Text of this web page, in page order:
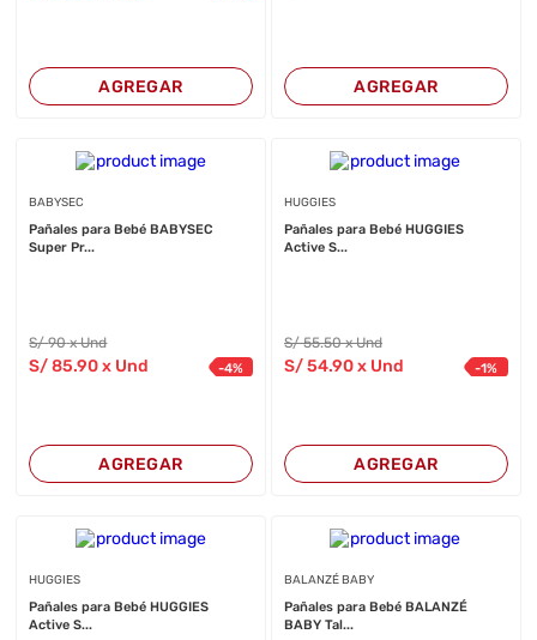
AGREGAR AGREGAR
BABYSEC
Pañales para Bebé BABYSEC
Super Pr...
S/90 x Und
S/85.90 x Und -4%
AGREGAR
HUGGIES
Pañales para Bebé HUGGIES
Active S...
S/55.50 x Und
S/54.90x Und -1%
AGREGAR
HUGGIES
Pañales para Bebé HUGGIES
Active S...
BALANZÉ BABY
Pañales para Bebé BALANZÉ
BABY Tal...